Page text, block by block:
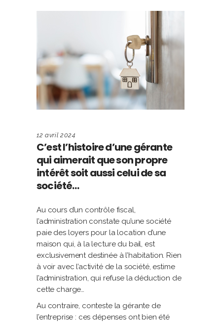
12 avril 2024
C’est l’histoire d’une gérante
qui aimerait que son propre
intérêt soit aussi celui de sa
société…
Au cours d’un contrôle fiscal,
l’administration constate qu’une société
paie des loyers pour la location d’une
maison qui, à la lecture du bail, est
exclusivement destinée à l’habitation. Rien
à voir avec l’activité de la société, estime
l’administration, qui refuse la déduction de
cette charge…
Au contraire, conteste la gérante de
l’entreprise : ces dépenses ont bien été